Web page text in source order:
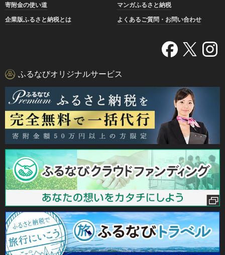
寄附金の使い道
マンガふるさと納税
企業版ふるさと納税とは
よくあるご質問・お問い合わせ
ふるなびオリジナルサービス